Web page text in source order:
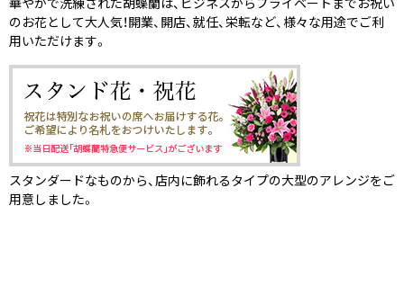
のお花として大人気！開業、開店、就任、栄転など、様々な用途でご利
用いただけます。
スタンダードなものから、店内に飾れるタイプの大型のアレンジをご
用意しました。